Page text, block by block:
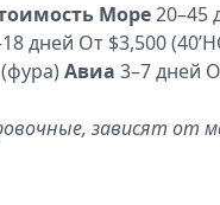
Море20–45
дней От $3,500
Авиа 3–7 дней
зависят от